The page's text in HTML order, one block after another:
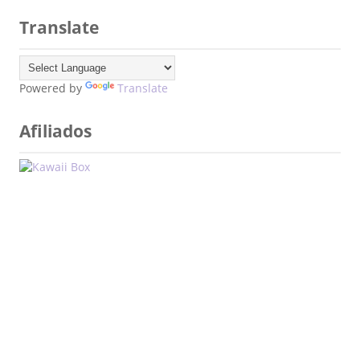
Translate
Powered by Translate
Afiliados